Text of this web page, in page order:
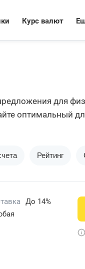
Курс валют
для
оптимальный
Рейтинг
До 14%